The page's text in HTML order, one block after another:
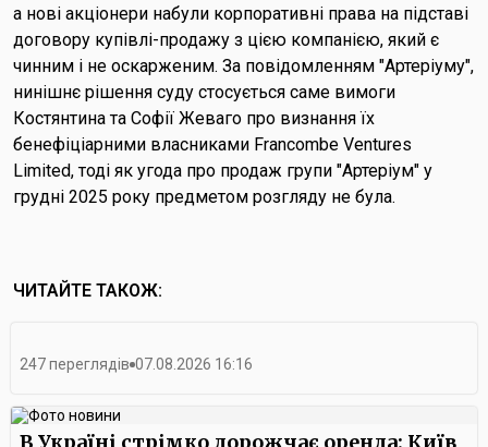
а нові акціонери набули корпоративні права на підставі
договору купівлі-продажу з цією компанією, який є
чинним і не оскарженим. За повідомленням "Артеріуму",
нинішнє рішення суду стосується саме вимоги
Костянтина та Софії Жеваго про визнання їх
бенефіціарними власниками Francombe Ventures
Limited, тоді як угода про продаж групи "Артеріум" у
грудні 2025 року предметом розгляду не була.
ЧИТАЙТЕ ТАКОЖ:
247 переглядів 07.08.2026 16:16